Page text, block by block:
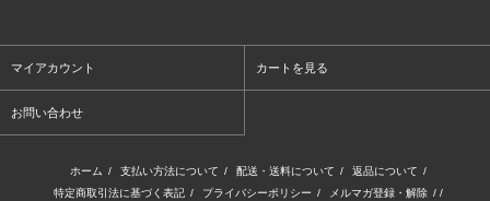
マイアカウント カートを見る
お問い合わせ
ホーム / 支払い方法について / 配送・送料について / 返品について /
特定商取引法に基づく表記 / プライバシーポリシー / メルマガ登録・解除 / /